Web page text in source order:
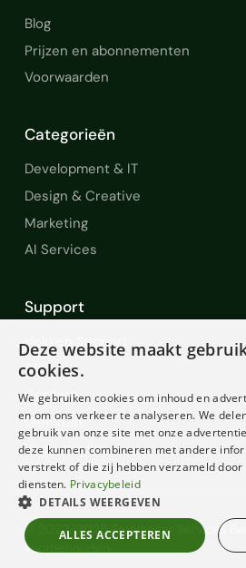
Blog
Prijzen en abonnementen
Voorwaarden
Categorieën
Development & IT
Design & Creative
Marketing
AI Services
Support
Help en Support
FAQ
Contact
Diensten
Voorwaarden
© 2022-2026 Freelancer Services
voorbehouden.
Deze website maakt
cookies.
We gebruiken cookies om inhoud en
en om ons verkeer te analyseren. We
gebruik van onze site met onze
deze kunnen combineren met andere
verstrekt of die zij hebben verzameld door
diensten. Privacybeleid
DETAILS WEERGEVEN
ALLES ACCEPTEREN